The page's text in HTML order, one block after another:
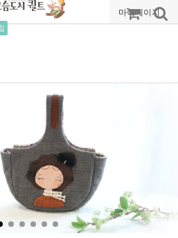
주문조회 마이페이지